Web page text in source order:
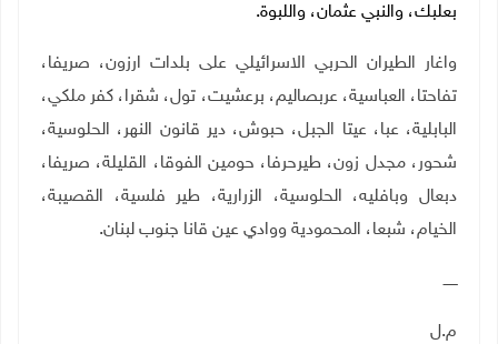
بعلبك، والنبي عثمان، واللبوة.
واغار الطيران الحربي الاسرائيلي على بلدات ارزون، صريفا،
تفاحتا، العباسية، عربصاليم، برعشيت، تول، شقرا، كفر ملكي،
البابلية، عبا، عيتا الجبل، حبوش، دير قانون النهر، الحلوسية،
شحور، مجدل زون، طيرحرفا، حومين الفوقا، القليلة، صريفا،
دبعال وبافليه، الحلوسية، الزرارية، طير فلسية، القصيبة،
الخيام، شبعا، المحمودية ووادي عين قانا جنوب لبنان.
ــــــ
م.ل